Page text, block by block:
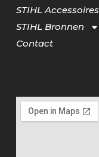
STIHL Accessoires
STIHL Bronnen
Contact